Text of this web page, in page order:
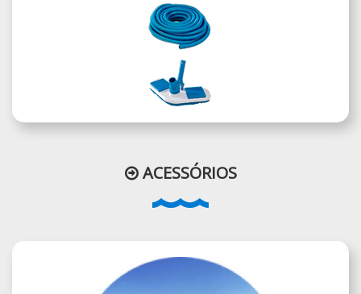
ACESSÓRIOS